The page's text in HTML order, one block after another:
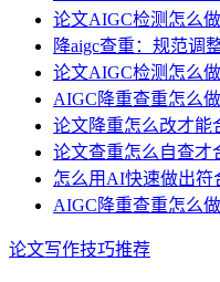
论文AIGC检测怎么
降aigc查重：规范调
论文AIGC检测怎么
AIGC降重查重怎么
论文降重怎么改才能
论文查重怎么自查才
怎么用AI快速做出符
AIGC降重查重怎么
论文写作技巧推荐